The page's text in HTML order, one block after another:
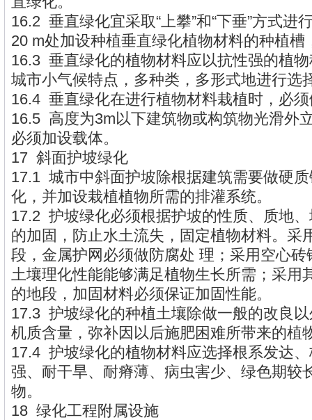
16.2 垂直绿化宜采取“上攀”和“下垂”方式进
20 m处加设种植垂直绿化植物材料的种植槽
16.3 垂直绿化的植物材料应以抗性强的植
城市小气候特点，多种类，多形式地进行选
16.4 垂直绿化在进行植物材料栽植时，必
16.5 高度为3m以下建筑物或构筑物光滑外
必须加设载体。
17 斜面护坡绿化
17.1 城市中斜面护坡除根据建筑需要做硬
化，并加设栽植植物所需的排灌系统。
17.2 护坡绿化必须根据护坡的性质、质地
的加固，防止水土流失，固定植物材料。采
段，金属护网必须做防腐处 理；采用空心
土壤理化性能能够满足植物生长所需；采用
的地段，加固材料必须保证加固性能。
17.3 护坡绿化的种植土壤除做一般的改良
机质含量，弥补因以后施肥困难所带来的植
17.4 护坡绿化的植物材料应选择根系发达
强、耐干旱、耐瘠薄、病虫害少、绿色期较
物。
18 绿化工程附属设施